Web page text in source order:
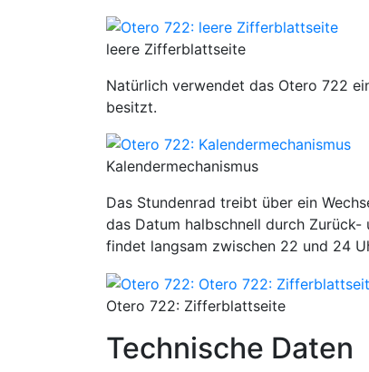
leere Zifferblattseite
Natürlich verwendet das Otero 722
besitzt.
Kalendermechanismus
Das Stundenrad treibt über ein
das Datum halbschnell durch
findet langsam zwischen 22 und 24
Otero 722: Zifferblattseite
Technische Daten